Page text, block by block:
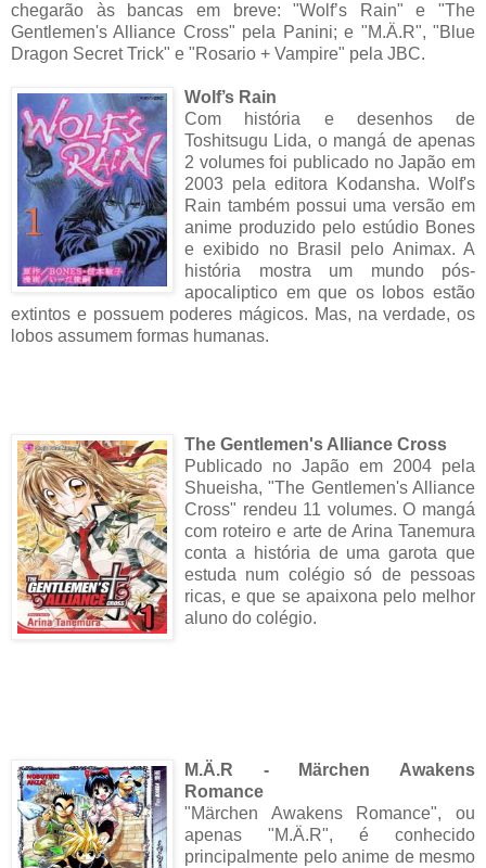
chegarão às bancas em breve: "Wolf’s Rain" e "The
Gentlemen's Alliance Cross" pela Panini; e "M.Ä.R", "Blue
Dragon Secret Trick" e "Rosario + Vampire" pela JBC.
Wolf’s Rain
Com história e desenhos de
Toshitsugu Lida, o mangá de apenas
2 volumes foi publicado no Japão em
2003 pela editora Kodansha. Wolf's
Rain também possui uma versão em
anime produzido pelo estúdio Bones
e exibido no Brasil pelo Animax. A
história mostra um mundo pós-
apocaliptico em que os lobos estão
extintos e possuem poderes mágicos. Mas, na verdade, os
lobos assumem formas humanas.
The Gentlemen's Alliance Cross
Publicado no Japão em 2004 pela
Shueisha, "The Gentlemen's Alliance
Cross" rendeu 11 volumes. O mangá
com roteiro e arte de Arina Tanemura
conta a história de uma garota que
estuda num colégio só de pessoas
ricas, e que se apaixona pelo melhor
aluno do colégio.
M.Ä.R - Märchen Awakens
Romance
"Märchen Awakens Romance", ou
apenas "M.Ä.R", é conhecido
principalmente pelo anime de mesmo